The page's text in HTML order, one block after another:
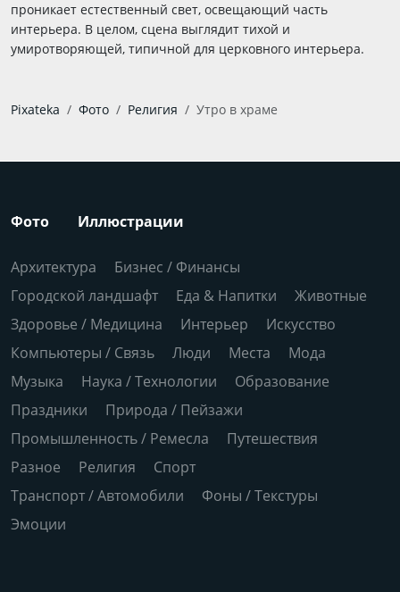
проникает естественный свет, освещающий часть
интерьера. В целом, сцена выглядит тихой и
умиротворяющей, типичной для церковного интерьера.
Pixateka Фото Религия Утро в храме
Фото Иллюстрации
Архитектура
Бизнес / Финансы
Городской ландшафт
Еда & Напитки
Животные
Здоровье / Медицина
Интерьер
Искусство
Компьютеры / Связь
Люди Места
Мода
Музыка
Наука / Технологии
Образование
Праздники
Природа / Пейзажи
Промышленность / Ремесла
Путешествия
Разное
Религия
Спорт
Транспорт / Автомобили
Фоны / Текстуры
Эмоции